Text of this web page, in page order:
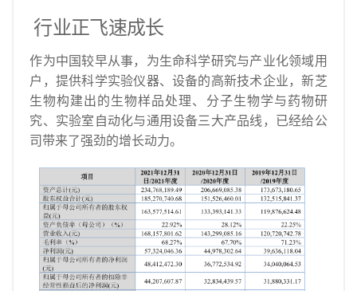
行业正飞速成长
作为中国较早从事，为生命科学研究与产业化领域用
户，提供科学实验仪器、设备的高新技术企业，新芝
生物构建出的生物样品处理、分子生物学与药物研
究、实验室自动化与通用设备三大产品线，已经给公
司带来了强劲的增长动力。